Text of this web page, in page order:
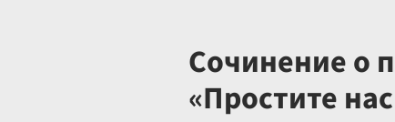
Сочинение о
«Простите